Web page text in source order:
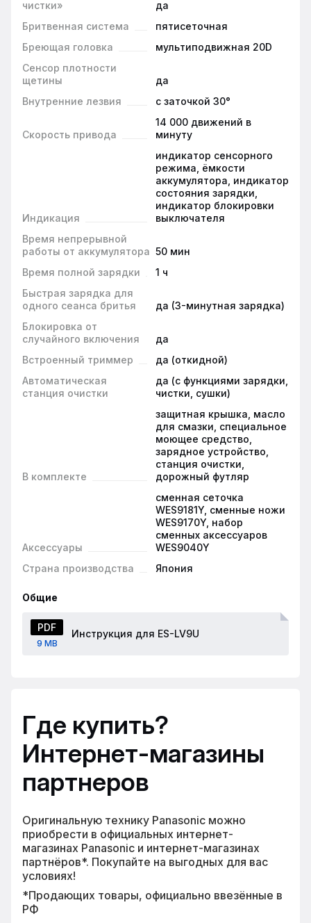
чистки»
да
Бритвенная система
пятисеточная
Бреющая головка
мультиподвижная 20D
Сенсор плотности
щетины
да
Внутренние лезвия
с заточкой 30°
Скорость привода
14 000 движений в
минуту
Индикация
индикатор сенсорного
режима, ёмкости
аккумулятора, индикатор
состояния зарядки,
индикатор блокировки
выключателя
Время непрерывной
работы от аккумулятора 50 мин
Время полной зарядки
1 ч
Быстрая зарядка для
одного сеанса бритья
да (3-минутная зарядка)
Блокировка от
случайного включения
да
Встроенный триммер
да (откидной)
Автоматическая
станция очистки
да (с функциями зарядки,
чистки, сушки)
В комплекте
защитная крышка, масло
для смазки, специальное
моющее средство,
зарядное устройство,
станция очистки,
дорожный футляр
Аксессуары
сменная сеточка
WES9181Y, сменные ножи
WES9170Y, набор
сменных аксессуаров
WES9040Y
Страна производства
Япония
Общие
PDF
9 MB
Инструкция для ES-LV9U
Где купить?
Интернет-магазины
партнеров
Оригинальную технику Panasonic можно
приобрести в официальных интернет-
магазинах Panasonic и интернет-магазинах
партнёров*. Покупайте на выгодных для вас
условиях!
*Продающих товары, официально ввезённые в
РФ